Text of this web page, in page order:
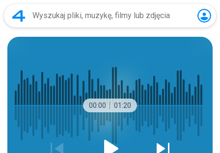
00:00 01:20